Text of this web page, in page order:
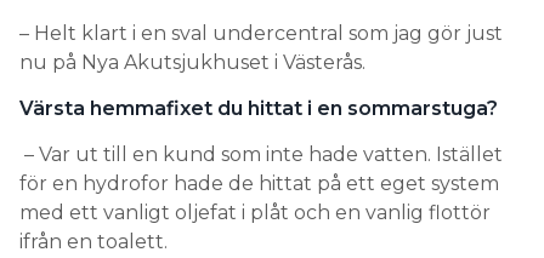
– Helt klart i en sval undercentral som jag gör just
nu på Nya Akutsjukhuset i Västerås.
Värsta hemmafixet du hittat i en sommarstuga?
– Var ut till en kund som inte hade vatten. Istället
för en hydrofor hade de hittat på ett eget system
med ett vanligt oljefat i plåt och en vanlig flottör
ifrån en toalett.